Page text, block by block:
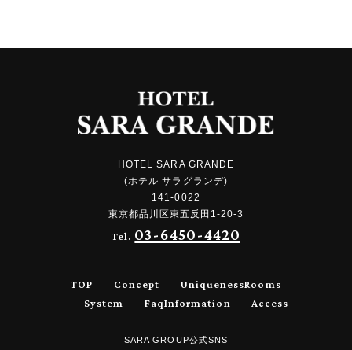
HOTEL SARA GRANDE
(ホテル サラグランデ)
141-0022
東京都品川区東五反田1-20-3
Tel. 03-6450-4420
TOP Concept UniquenessRooms
System
FaqInformation Access
SARA GROUP公式SNS